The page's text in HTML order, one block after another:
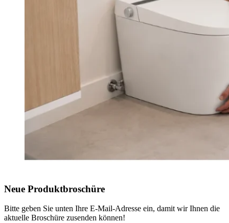
Neue Produktbroschüre
Bitte geben Sie unten Ihre E-Mail-Adresse ein, damit wir Ihnen die
aktuelle Broschüre zusenden können!